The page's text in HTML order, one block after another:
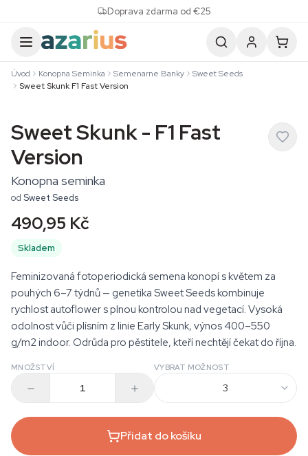
Doprava zdarma od €25
Úvod Konopna Seminka Semenarne Banky
Sweet Seeds
Sweet Skunk F1 Fast Version
Sweet Skunk - F1 Fast
Version
Konopna seminka
od Sweet Seeds
490,95 Kč
Skladem
Feminizovaná fotoperiodická semena konopí s květem za
pouhých 6–7 týdnů — genetika Sweet Seeds kombinuje
rychlost autoflower s plnou kontrolou nad vegetací. Vysoká
odolnost vůči plísním z linie Early Skunk, výnos 400–550
g/m2 indoor. Odrůda pro pěstitele, kteří nechtějí čekat do října.
MNOŽSTVÍ VYBRAT MOŽNOST
3
Přidat do košíku